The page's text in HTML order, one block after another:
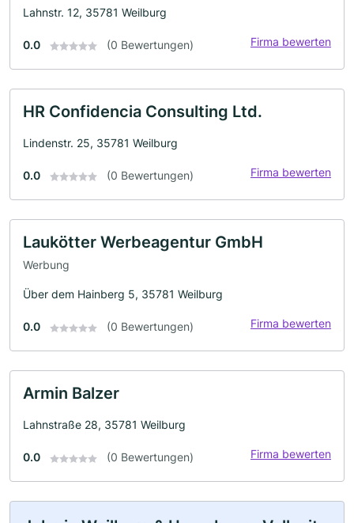
Lahnstr. 12, 35781 Weilburg
0.0 (0 Bewertungen) Firma bewerten
HR Confidencia Consulting Ltd.
Lindenstr. 25, 35781 Weilburg
0.0 (0 Bewertungen) Firma bewerten
Laukötter Werbeagentur GmbH
Werbung
Über dem Hainberg 5, 35781 Weilburg
0.0 (0 Bewertungen) Firma bewerten
Armin Balzer
Lahnstraße 28, 35781 Weilburg
0.0 (0 Bewertungen) Firma bewerten